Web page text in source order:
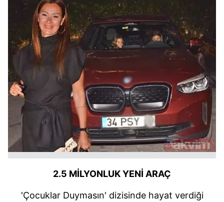
2.5 MİLYONLUK YENİ ARAÇ
'Çocuklar Duymasın' dizisinde hayat verdiği